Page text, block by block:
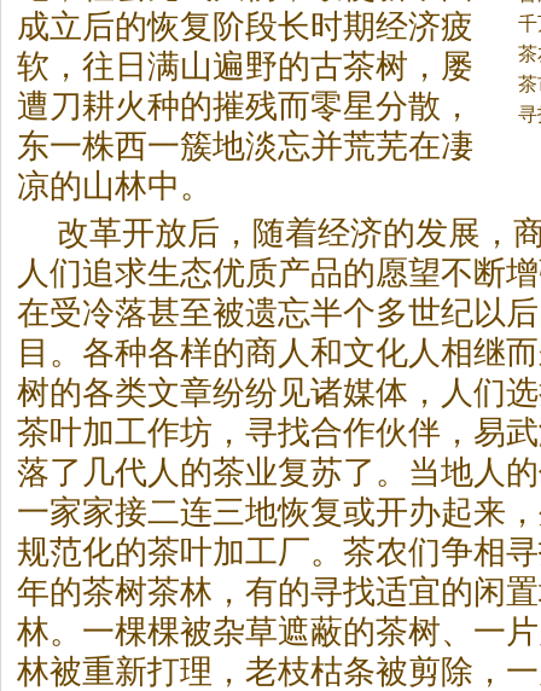
千
茶
茶
寻
成立后的恢复阶段长时期经济疲
软，往日满山遍野的古茶树，屡
遭刀耕火种的摧残而零星分散，
东一株西一簇地淡忘并荒芜在凄
凉的山林中。
改革开放后，随着经济的发展，
人们追求生态优质产品的愿望不断
在受冷落甚至被遗忘半个多世纪以
目。各种各样的商人和文化人相继
树的各类文章纷纷见诸媒体，人们
茶叶加工作坊，寻找合作伙伴，易
落了几代人的茶业复苏了。当地人
一家家接二连三地恢复或开办起来
规范化的茶叶加工厂。茶农们争相
年的茶树茶林，有的寻找适宜的闲
林。一棵棵被杂草遮蔽的茶树、一
林被重新打理，老枝枯条被剪除，